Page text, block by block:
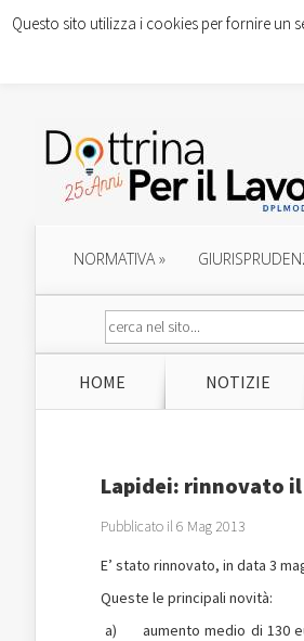
NORMATIVA»
HOME NOTIZIE
Lapidei: rinnovato il
Pubblicato il 6 Mag 2013
E’ stato rinnovato, in data 3
Queste le principali novità:
a) aumento medio di 130
Questo sito utilizza i cookies per fornire un